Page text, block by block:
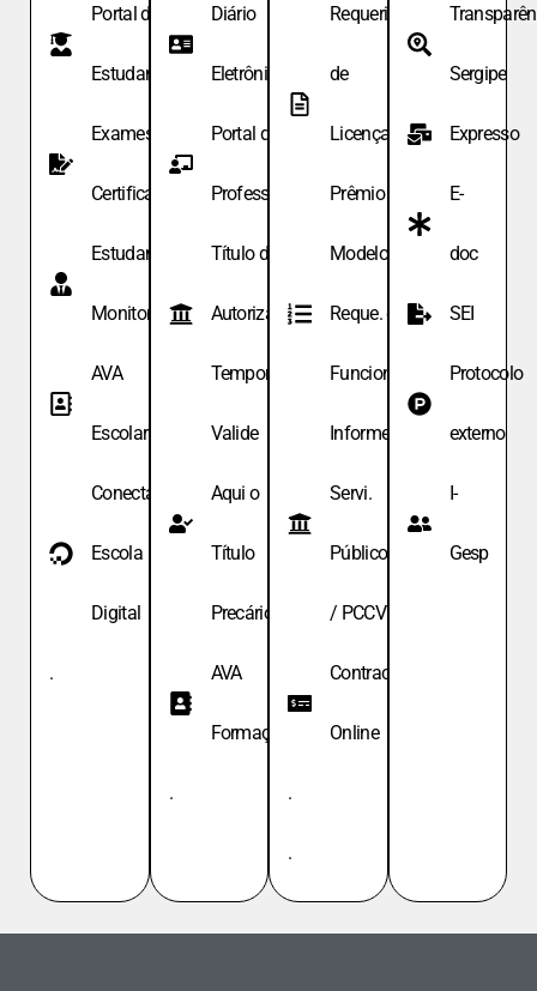
Portal do
Estudante
Exames de
Certificação
Estudante
Monitor
AVA
Escolar
Conecta
Escola
Digital
.
Diário
Eletrônico
Portal do
Professor
Título de
Autoriza.
Temporária
Valide
Aqui o
Título
Precário
AVA
Formação
.
Requeri.
de
Licença
Prêmio
Modelo de
Reque. de
Funcionário
Informe
Servi.
Públicos
/ PCCV
Contracheque
Online
.
.
Sergipe
Expresso
E-
doc
SEI
Protocolo
externo
I-
Gesp